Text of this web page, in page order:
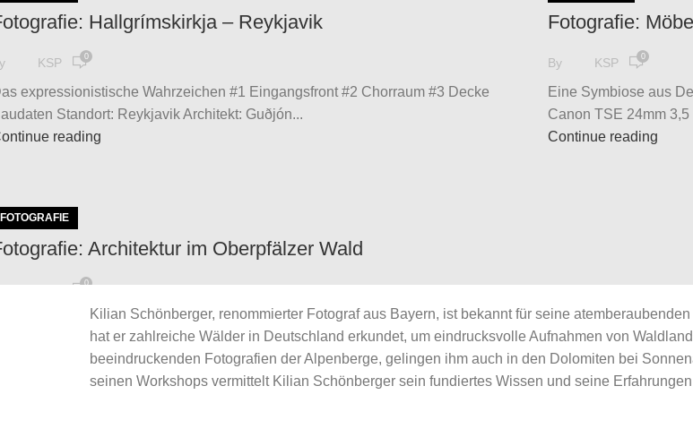
Hallgrímskirkja – Reykjavik
KSP 0
expressionistische Wahrzeichen #1 Eingangsfront #2 Chorraum #3 Decke
Standort: Reykjavik Architekt: Guðjón...
reading
Fotografie:
By KSP 0
Eine Symbiose aus
Canon TSE 24mm
Continue reading
FOTOGRAFIE
Architektur im Oberpfälzer Wald
0
du Prince - Bohemian Forest Musikalsiche Verortung der Landschaft zwischen
Wald und Cesky Les (Böhmischer Wald) &...
reading
Kilian Schönberger, renommierter Fotograf aus Bayern, ist bekannt für seine
hat er zahlreiche Wälder in Deutschland erkundet, um eindrucksvolle Aufnahmen von
beeindruckenden Fotografien der Alpenberge, gelingen ihm auch in den Dolomiten bei
seinen Workshops vermittelt Kilian Schönberger sein fundiertes Wissen und seine